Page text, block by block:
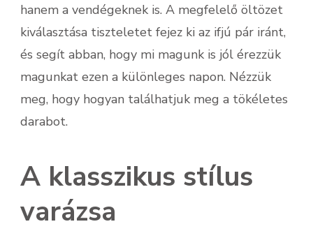
hanem a vendégeknek is. A megfelelő öltözet
kiválasztása tiszteletet fejez ki az ifjú pár iránt,
és segít abban, hogy mi magunk is jól érezzük
magunkat ezen a különleges napon. Nézzük
meg, hogy hogyan találhatjuk meg a tökéletes
darabot.
A klasszikus stílus
varázsa